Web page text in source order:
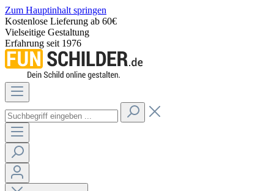
Zum Hauptinhalt springen
Kostenlose Lieferung ab 60€
Vielseitige Gestaltung
Erfahrung seit 1976